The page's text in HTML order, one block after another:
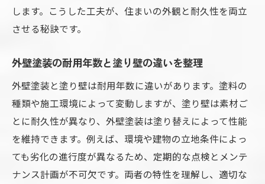
します。こうした工夫が、住まいの外観と耐久性を両立
させる秘訣です。
外壁塗装の耐用年数と塗り壁の違いを整理
外壁塗装と塗り壁は耐用年数に違いがあります。塗料の
種類や施工環境によって変動しますが、塗り壁は素材ご
とに耐久性が異なり、外壁塗装は塗り替えによって性能
を維持できます。例えば、環境や建物の立地条件によっ
ても劣化の進行度が異なるため、定期的な点検とメンテ
ナンス計画が不可欠です。両者の特性を理解し、適切な